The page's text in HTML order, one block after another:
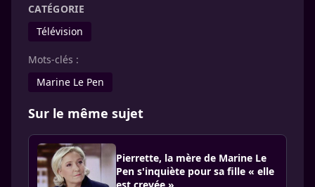
CATÉGORIE
Télévision
Mots-clés :
Marine Le Pen
Sur le même sujet
Pierrette, la mère de Marine Le
Pen s'inquiète pour sa fille « elle